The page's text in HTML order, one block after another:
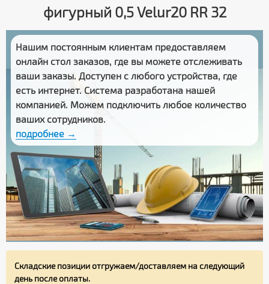
фигурный 0,5 Velur20 RR 32
Нашим постоянным клиентам предоставляем
онлайн стол заказов, где вы можете отслеживать
ваши заказы. Доступен с любого устройства, где
есть интернет. Система разработана нашей
компанией. Можем подключить любое количество
ваших сотрудников.
подробнее →
Складские позиции отгружаем/доставляем на следующий
день после оплаты.